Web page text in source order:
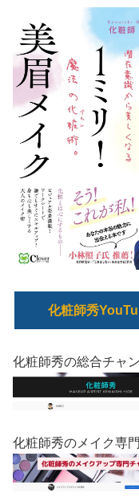
化粧師秀
化粧師秀の総合チャ
化粧師秀のメイク専